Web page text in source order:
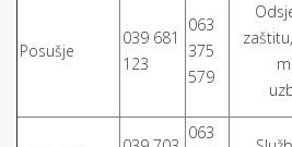
Posušje
039 681
123
063
375
579
063